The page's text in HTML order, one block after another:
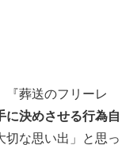
『葬送のフリーレ
に決めさせる行為自
切な思い出」と思っ